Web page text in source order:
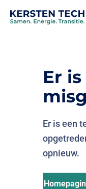
Over ons
ProjectenEr
Er is een
opnieuw.